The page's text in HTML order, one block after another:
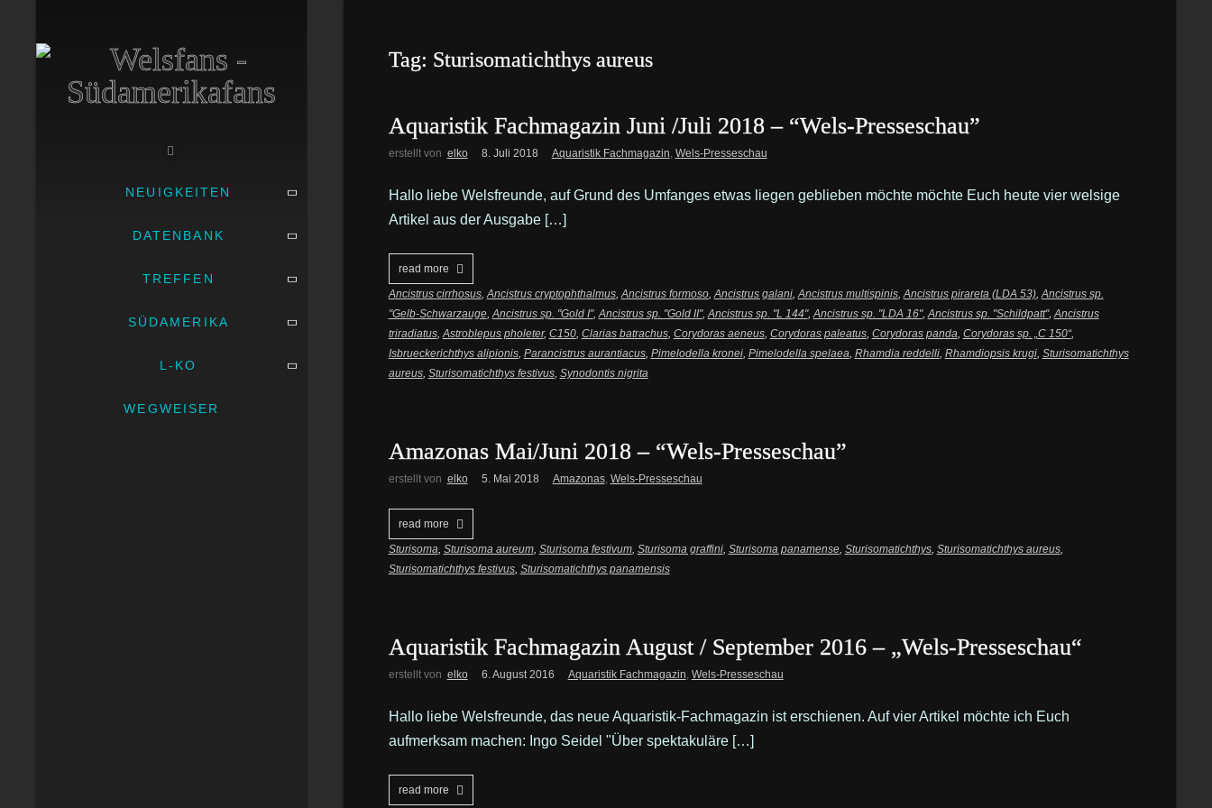
NEUIGKEITEN
DATENBANK
TREFFEN
SÜDAMERIKA
L-KO
WEGWEISER
Tag: Sturisomatichthys aureus
Aquaristik Fachmagazin Juni /Juli 2018 – “Wels-Presseschau”
erstellt von elko 8. Juli 2018 Aquaristik Fachmagazin, Wels-Presseschau
Hallo liebe Welsfreunde, auf Grund des Umfanges etwas liegen geblieben möchte möchte Euch heute vier welsige
Artikel aus der Ausgabe […]
read more
Ancistrus cirrhosus,Ancistrus cryptophthalmus,Ancistrus formoso,Ancistrus galani,Ancistrus multispinis,Ancistrus pirareta (LDA 53),Ancistrus sp.
"Gelb-Schwarzauge,Ancistrus sp. "Gold I",Ancistrus sp. "Gold II",Ancistrus sp. "L 144",Ancistrus sp. "LDA 16",Ancistrus sp. "Schildpatt",Ancistrus
triradiatus,Astroblepus pholeter, C150, Clarias batrachus, Corydoras aeneus, Corydoras paleatus, Corydoras panda, Corydoras sp. „C 150“,
Isbrueckerichthys alipionis, Parancistrus aurantiacus, Pimelodella kronei, Pimelodella spelaea, Rhamdia reddelli, Rhamdiopsis krugi, Sturisomatichthys
aureus, Sturisomatichthys festivus, Synodontis nigrita
Amazonas Mai/Juni 2018 – “Wels-Presseschau”
erstellt von elko 5. Mai 2018 Amazonas, Wels-Presseschau
read more
Sturisoma, Sturisoma aureum, Sturisoma festivum, Sturisoma graffini, Sturisoma panamense, Sturisomatichthys, Sturisomatichthys aureus,
Sturisomatichthys festivus, Sturisomatichthys panamensis
Aquaristik Fachmagazin August / September 2016 – „Wels-Presseschau“
erstellt von elko 6. August 2016 Aquaristik Fachmagazin, Wels-Presseschau
Hallo liebe Welsfreunde, das neue Aquaristik-Fachmagazin ist erschienen. Auf vier Artikel möchte ich Euch
aufmerksam machen: Ingo Seidel "Über spektakuläre […]
read more